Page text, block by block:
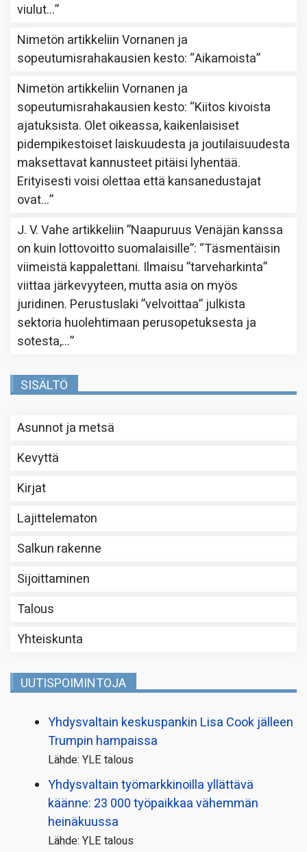
viulut…”
Nimetön artikkeliinVornanen ja
sopeutumisrahakausien kesto: “Aikamoista”
Nimetön artikkeliinVornanen ja
sopeutumisrahakausien kesto: “Kiitos kivoista
ajatuksista. Olet oikeassa, kaikenlaisiset
pidempikestoiset laiskuudesta ja joutilaisuudesta
maksettavat kannusteet pitäisi lyhentää.
Erityisesti voisi olettaa että kansanedustajat
ovat…”
J. V. Vahe artikkeliin”Naapuruus Venäjän kanssa
on kuin lottovoitto suomalaisille”: “Täsmentäisin
viimeistä kappalettani. Ilmaisu ”tarveharkinta”
viittaa järkevyyteen, mutta asia on myös
juridinen. Perustuslaki ”velvoittaa” julkista
sektoria huolehtimaan perusopetuksesta ja
sotesta,…”
SISÄLTÖ
Asunnot ja metsä
Kevyttä
Kirjat
Lajittelematon
Salkun rakenne
Sijoittaminen
Talous
Yhteiskunta
UUTISPOIMINTOJA
Yhdysvaltain keskuspankin Lisa Cook jälleen
Trumpin hampaissa
Lähde: YLE talous
Yhdysvaltain työmarkkinoilla yllättävä
käänne: 23 000 työpaikkaa vähemmän
heinäkuussa
Lähde: YLE talous